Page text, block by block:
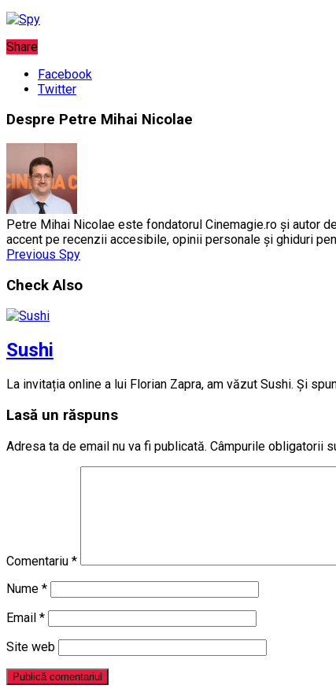
Share
Facebook
Twitter
Despre Petre Mihai Nicolae
Petre Mihai Nicolae este fondatorul Cinemagie.ro și autor
accent pe recenzii accesibile, opinii personale și ghiduri
Previous Spy
Check Also
Sushi
La invitația online a lui Florian Zapra, am văzut Sushi. Și
Lasă un răspuns
Adresa ta de email nu va fi publicată. Câmpurile obligatorii
Comentariu *
Nume *
Email *
Site web